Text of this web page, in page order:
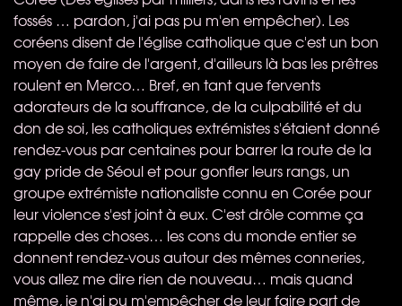
fossés … pardon, j'ai pas pu m'en empêcher). Les
coréens disent de l'église catholique que c'est un bon
moyen de faire de l'argent, d'ailleurs là bas les prêtres
roulent en Merco… Bref, en tant que fervents
adorateurs de la souffrance, de la culpabilité et du
don de soi, les catholiques extrémistes s'étaient donné
rendez-vous par centaines pour barrer la route de la
gay pride de Séoul et pour gonfler leurs rangs, un
groupe extrémiste nationaliste connu en Corée pour
leur violence s'est joint à eux. C'est drôle comme ça
rappelle des choses… les cons du monde entier se
donnent rendez-vous autour des mêmes conneries,
vous allez me dire rien de nouveau… mais quand
même, je n'ai pu m'empêcher de leur faire part de